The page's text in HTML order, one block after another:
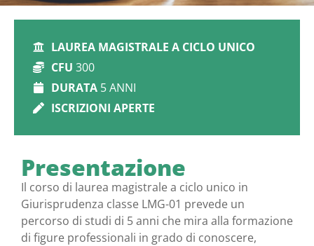
LAUREA MAGISTRALE A CICLO UNICO
CFU 300
DURATA 5 ANNI
ISCRIZIONI APERTE
Presentazione
Il corso di laurea magistrale a ciclo unico in
Giurisprudenza classe LMG-01 prevede un
percorso di studi di 5 anni che mira alla formazione
di figure professionali in grado di conoscere,